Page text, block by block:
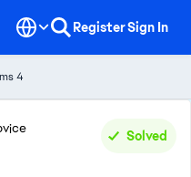
RegisterSign In
4
Solved